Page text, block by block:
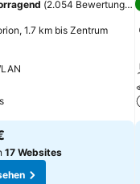
(2.054 Bewertungen)
1.7 km bis Zentrum
17 Websites